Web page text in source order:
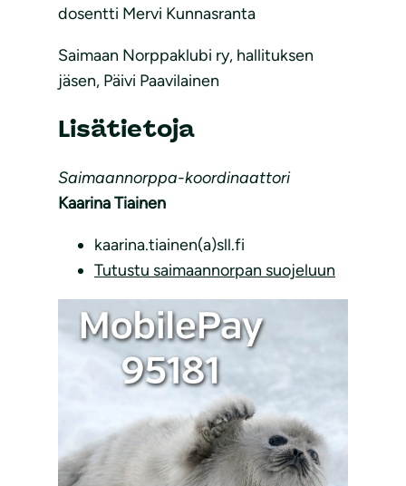
dosentti Mervi Kunnasranta
Saimaan Norppaklubi ry, hallituksen
jäsen, Päivi Paavilainen
Lisätietoja
Saimaannorppa-koordinaattori
Kaarina Tiainen
kaarina.tiainen(a)sll.fi
Tutustu saimaannorpan suojeluun